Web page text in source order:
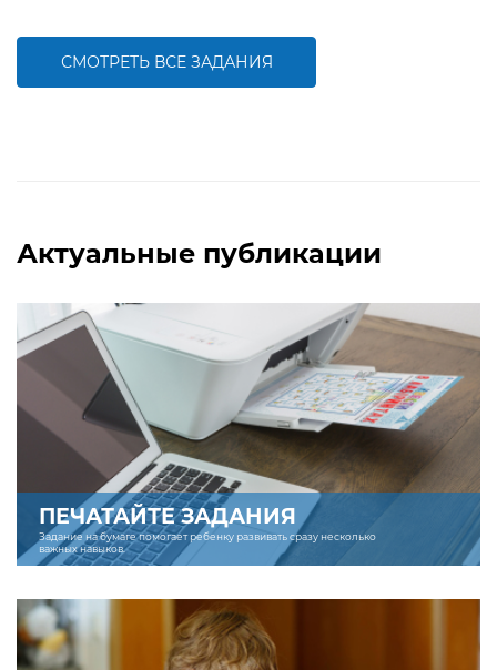
СМОТРЕТЬ ВСЕ ЗАДАНИЯ
Актуальные публикации
ПЕЧАТАЙТЕ ЗАДАНИЯ
Задание на бумаге помогает ребенку развивать сразу несколько
важных навыков.